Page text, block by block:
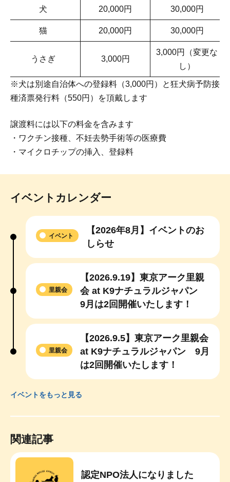
犬 20,000円 30,000円
猫 20,000円 30,000円
うさぎ 3,000円
3,000円（変更な
し）
※犬は別途自治体への登録料（3,000円）と狂犬病予防接
種済票発行料（550円）を頂戴します
譲渡料には以下の料金を含みます
・ワクチン接種、不妊去勢手術等の医療費
・マイクロチップの挿入、登録料
イベントカレンダー
【2026年8月】イベントのお
しらせ
イベント
【2026.9.19】東京アーク里親
会 at K9ナチュラルジャパン
9月は2回開催いたします！
里親会
【2026.9.5】東京アーク里親会
at K9ナチュラルジャパン 9月
は2回開催いたします！
里親会
イベントをもっと見る
関連記事
認定NPO法人になりました